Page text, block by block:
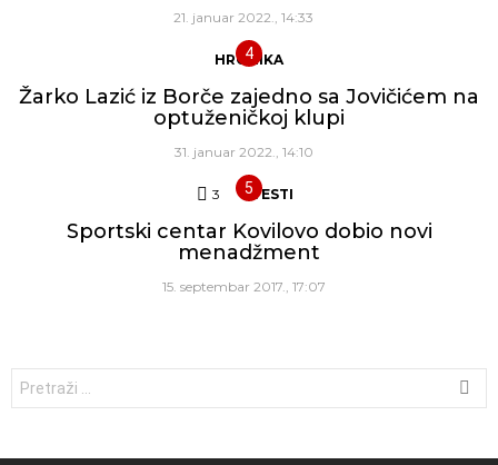
21. januar 2022., 14:33
HRONIKA
Žarko Lazić iz Borče zajedno sa Jovičićem na
optuženičkoj klupi
31. januar 2022., 14:10
3 Komentara
VESTI
Sportski centar Kovilovo dobio novi
menadžment
15. septembar 2017., 17:07